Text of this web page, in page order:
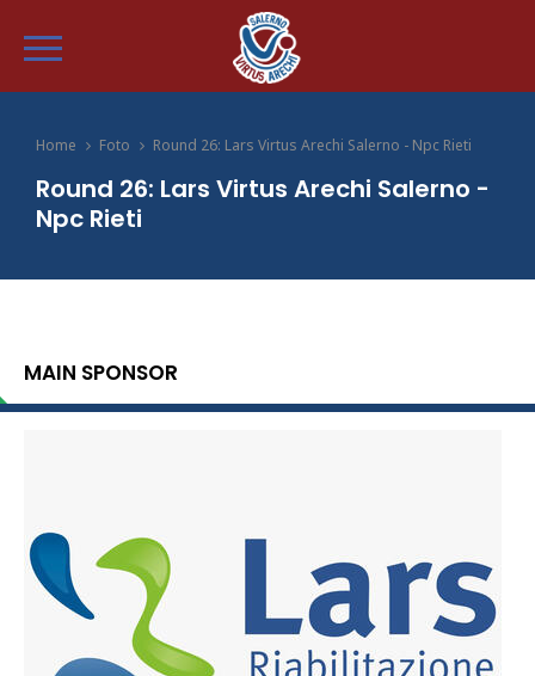
Home Foto Round 26: Lars Virtus Arechi Salerno - Npc Rieti
Round 26: Lars Virtus Arechi Salerno -
Npc Rieti
MAIN SPONSOR